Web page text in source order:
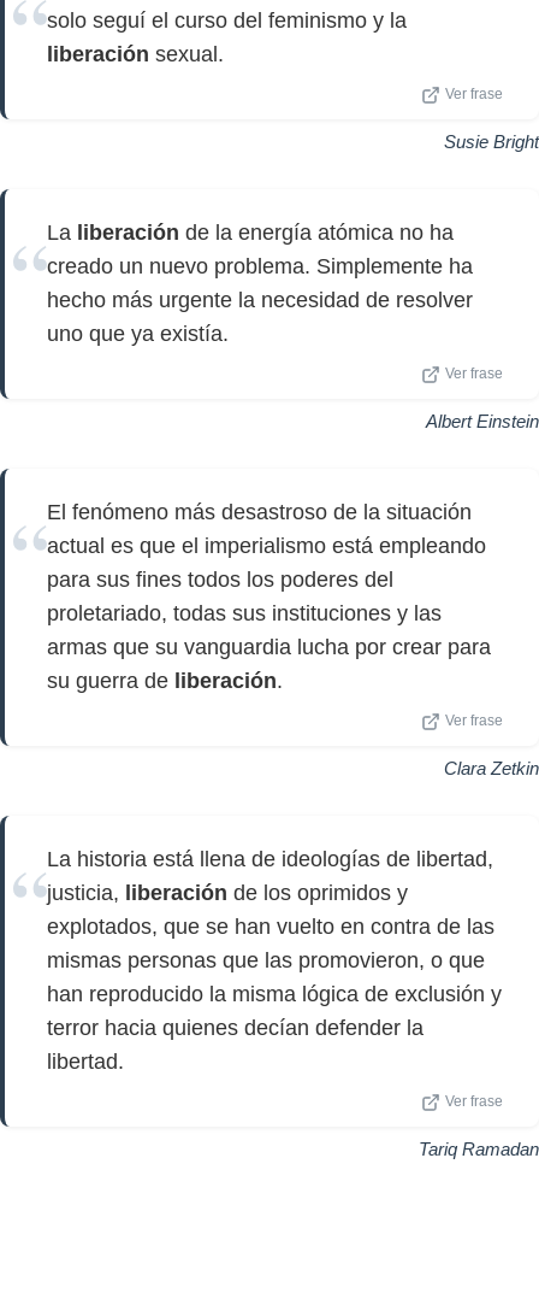
solo seguí el curso del feminismo y la
liberación sexual.
Ver frase
Susie Bright
La liberación de la energía atómica no ha
creado un nuevo problema. Simplemente ha
hecho más urgente la necesidad de resolver
uno que ya existía.
Ver frase
Albert Einstein
El fenómeno más desastroso de la situación
actual es que el imperialismo está empleando
para sus fines todos los poderes del
proletariado, todas sus instituciones y las
armas que su vanguardia lucha por crear para
su guerra de liberación.
Ver frase
Clara Zetkin
La historia está llena de ideologías de libertad,
justicia, liberación de los oprimidos y
explotados, que se han vuelto en contra de las
mismas personas que las promovieron, o que
han reproducido la misma lógica de exclusión y
terror hacia quienes decían defender la
libertad.
Ver frase
Tariq Ramadan